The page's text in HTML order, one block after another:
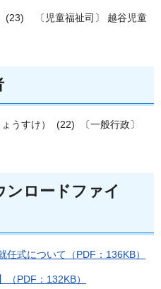
〔児童福祉司〕 越谷児童
すけ） (22) 〔一般行政〕
ンロードファイ
式について（PDF：136KB）
（PDF：132KB）